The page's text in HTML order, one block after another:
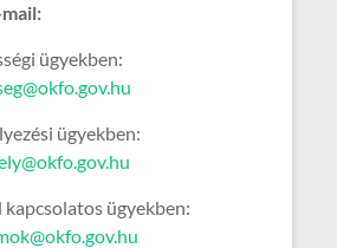
ügyekben:
ügyekben:
ügyekben: